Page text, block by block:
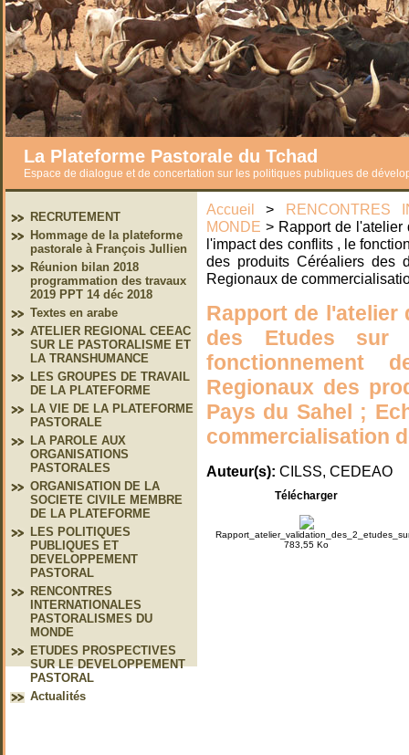
La Plateforme Pastorale du Tchad
Espace de dialogue et de concertation sur les politiques publiques de
RECRUTEMENT
Hommage de la plateforme
pastorale à François Jullien
Réunion bilan 2018
programmation des travaux
2019 PPT 14 déc 2018
Textes en arabe
ATELIER REGIONAL CEEAC
SUR LE PASTORALISME ET
LA TRANSHUMANCE
LES GROUPES DE TRAVAIL
DE LA PLATEFORME
LA VIE DE LA PLATEFORME
PASTORALE
LA PAROLE AUX
ORGANISATIONS
PASTORALES
ORGANISATION DE LA
SOCIETE CIVILE MEMBRE
DE LA PLATEFORME
LES POLITIQUES
PUBLIQUES ET
DEVELOPPEMENT
PASTORAL
RENCONTRES
INTERNATIONALES
PASTORALISMES DU
MONDE
ETUDES PROSPECTIVES
SUR LE DEVELOPPEMENT
PASTORAL
Actualités
Accueil > RENCONTRES
MONDE > Rapport de l'atelier
l'impact des conflits , le
des produits Céréaliers des
Regionaux de
Rapport de l'atelier
des Etudes
fonctionnement
Regionaux des
Pays du Sahel ;
commercialisation
Auteur(s): CILSS, CEDEAO
Télécharger
783,55 Ko